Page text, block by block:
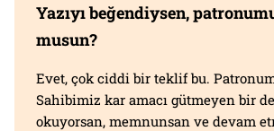
Yazıyı beğendiysen,
musun?
Evet, çok ciddi bir teklif bu.
Sahibimiz kar amacı gütmeyen bir
okuyorsan, memnunsan ve devam